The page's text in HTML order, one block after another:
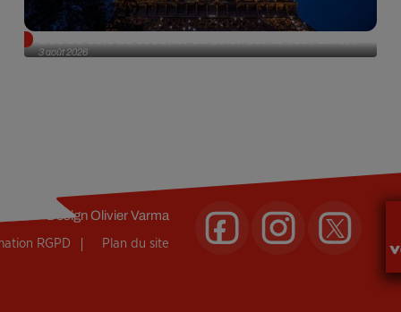
3 août 2026
DesignOlivier Varma
RGPD Plan du site